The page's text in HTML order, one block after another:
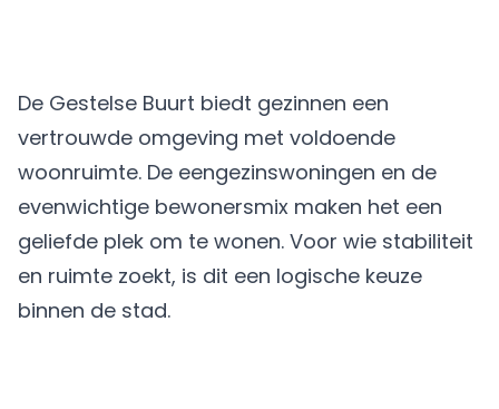
De Gestelse Buurt biedt gezinnen een
vertrouwde omgeving met voldoende
woonruimte. De eengezinswoningen en de
evenwichtige bewonersmix maken het een
geliefde plek om te wonen. Voor wie stabiliteit
en ruimte zoekt, is dit een logische keuze
binnen de stad.